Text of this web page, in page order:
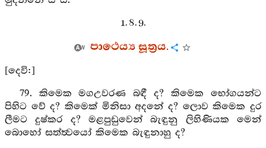
1. 8. 9.
පාථෙය්‍ය සූත්‍රය.
[දෙවි:]
79. කිමෙක මගඋවරණ බඳී ද? කිමෙක භෝගයන්ට
පිහිට වේ ද? කිමෙක් මිනිසා අදනේ ද? ලොව කිමෙක දුර
ලීමට දුෂ්කර ද? මළපුඩුවෙන් බැඳුනු ලිහිණියක මෙන්
බොහෝ සත්ත්‍වයෝ කිමෙක බැඳුනාහු ද?